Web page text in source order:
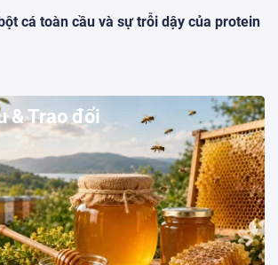
cá toàn cầu và sự trỗi dậy của protein
& Trao đổi